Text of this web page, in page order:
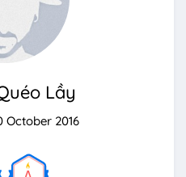
Lầy
October 2016